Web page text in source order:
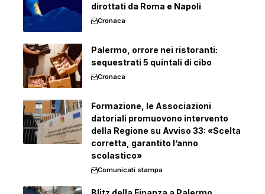
dirottati da Roma e Napoli
Cronaca
Palermo, orrore nei ristoranti:
sequestrati 5 quintali di cibo
Cronaca
Formazione, le Associazioni
datoriali promuovono intervento
della Regione su Avviso 33: «Scelta
corretta, garantito l’anno
scolastico»
Comunicati stampa